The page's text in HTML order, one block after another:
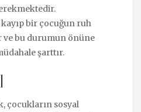
bir çocuğun ruh
ve bu durumun önüne
şarttır.
çocukların sosyal